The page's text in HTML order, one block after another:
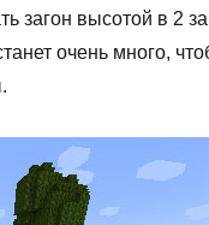
загон высотой в 2
очень много,